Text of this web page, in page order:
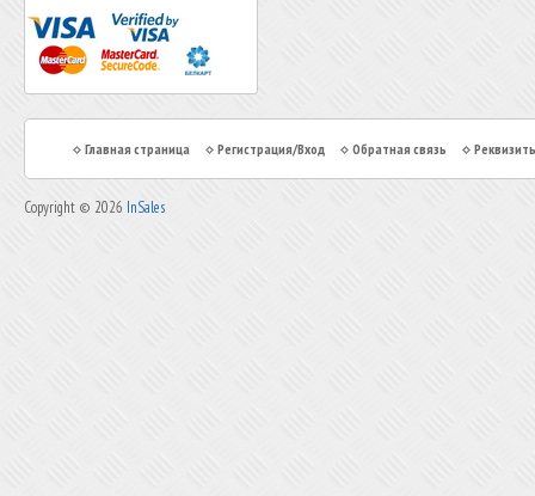
Главная страница Регистрация/Вход Обратная связь
Copyright © 2026 InSales